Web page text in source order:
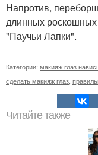
Напротив,
длинных
"Паучьи Лапки".
Категории: макияж глаз
сделать макияж глаз,
Читайте также